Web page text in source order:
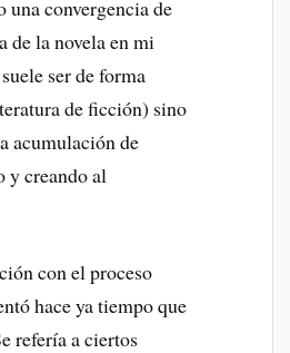
una convergencia de
de la novela en mi
ser de forma
de ficción) sino
acumulación de
y creando al
con el proceso
hace ya tiempo que
refería a ciertos